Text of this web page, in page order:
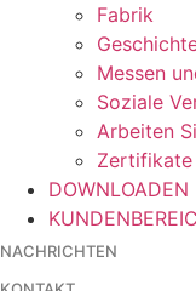
Fabrik
Messen
Soziale
Arbeiten
Zertifikate
DOWNLOADEN
NACHRICHTEN